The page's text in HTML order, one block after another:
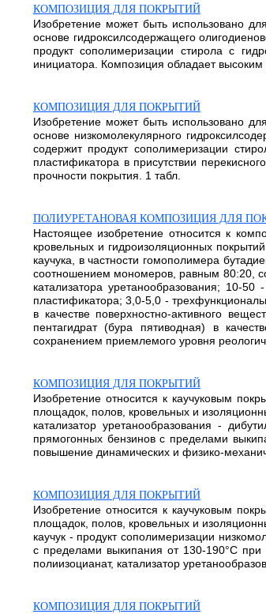
КОМПОЗИЦИЯ ДЛЯ ПОКРЫТИЙ
Изобретение может быть использовано
основе гидроксилсодержащего
продукт сополимеризации стирола с
инициатора. Композиция обладает высоким
КОМПОЗИЦИЯ ДЛЯ ПОКРЫТИЙ
Изобретение может быть использовано
основе низкомолекулярного
содержит продукт сополимеризации
пластификатора в присутствии
прочности покрытия. 1 табл.
ПОЛИУРЕТАНОВАЯ КОМПОЗИЦИЯ ДЛЯ
Настоящее изобретение относится к
кровельных и гидроизоляционных
каучука, в частности гомополимера
соотношением мономеров, равным 80:20,
катализатора уретанообразования; 10-
пластификатора; 3,0-5,0 -
в качестве поверхностно-активного
пентагидрат (бура пятиводная) в
сохранением приемлемого уровня
КОМПОЗИЦИЯ ДЛЯ ПОКРЫТИЙ
Изобретение относится к каучуковым
площадок, полов, кровельных и
катализатор уретанообразования -
прямогонных бензинов с пределами
повышение динамических и физико-
КОМПОЗИЦИЯ ДЛЯ ПОКРЫТИЙ
Изобретение относится к каучуковым
площадок, полов, кровельных и
каучук - продукт сополимеризации
с пределами выкипания от 130-190°С при
полиизоцианат, катализатор
КОМПОЗИЦИЯ ДЛЯ ПОКРЫТИЙ